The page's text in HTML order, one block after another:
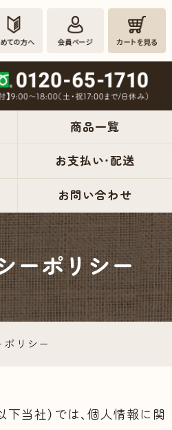
商品一覧
お支払い・配送
お問い合わせ
ーポリシー
リシー
当社）では、個人情報に関